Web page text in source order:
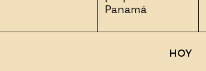
Panamá
HOY